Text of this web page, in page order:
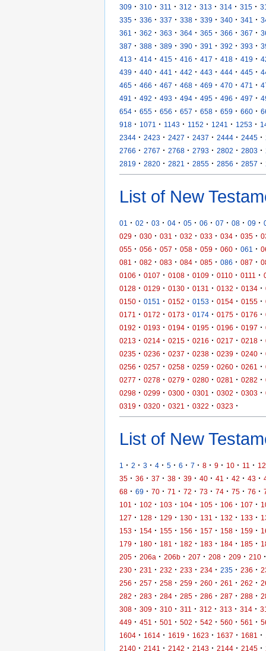
309 · 310 · 311 · 312 · 313 · 314 · 315 ·
335 · 336 · 337 · 338 · 339 · 340 · 341 ·
361
· 362 · 363 · 364 · 365 · 366 · 367 ·
387 · 388 · 389 · 390 · 391 · 392 · 393 ·
413 · 414 · 415 · 416 · 417 · 418 · 419 ·
439 · 440 · 441 · 442 · 443 · 444 · 445 ·
465 · 466 · 467 · 468 · 469 · 470 · 471 ·
491
· 492 · 493 · 494 · 495 · 496 · 497 ·
654 · 655 · 656 · 657 · 658 · 659 · 660 ·
918 · 1071 · 1143 · 1152 · 1241 · 1253 ·
2344 · 2423 · 2427 · 2437 · 2444 · 2445 ·
2766 · 2767 · 2768 · 2793 · 2802 · 2803 ·
2819 · 2820 · 2821 · 2855 · 2856 · 2857 ·
List of New
01 · 02 · 03 · 04 · 05 · 06 · 07 · 08 · 09 ·
029 · 030 · 031 · 032 · 033 · 034 · 035 ·
055 · 056 · 057 · 058 · 059 · 060 · 061 ·
081
· 082 · 083 · 084 · 085 · 086 · 087 ·
0106 · 0107 · 0108 · 0109 · 0110 · 0111 ·
0128 · 0129 · 0130 · 0131 · 0132 · 0134 ·
0150 · 0151 · 0152 · 0153 · 0154 · 0155 ·
0171
· 0172 · 0173 · 0174 · 0175 · 0176 ·
0192 · 0193 · 0194 · 0195 · 0196 · 0197 ·
0213 · 0214 · 0215 · 0216 · 0217 · 0218 ·
0235 · 0236 · 0237 · 0238 · 0239 · 0240 ·
0256 · 0257 · 0258 · 0259 · 0260 · 0261 ·
0277 · 0278 · 0279 · 0280 · 0281 · 0282 ·
0298 · 0299 · 0300 · 0301 · 0302 · 0303 ·
0319 · 0320 · 0321 · 0322 · 0323 ·
List of New
1 · 2 · 3 · 4 · 5 · 6 · 7 · 8 · 9 · 10 · 11 · 12
35 · 36 · 37 · 38 · 39 · 40 · 41 · 42 · 43 ·
68 · 69 · 70 · 71 · 72 · 73 · 74 · 75 · 76 ·
101
· 102 · 103 · 104 · 105 · 106 · 107 ·
127 · 128 · 129 · 130 · 131 · 132 · 133 ·
153 · 154 · 155 · 156 · 157 · 158 · 159 ·
179 · 180 · 181 · 182 · 183 · 184 · 185 ·
205 · 206a · 206b · 207 · 208 · 209 · 210 ·
230 · 231 · 232 · 233 · 234 · 235 · 236 ·
256 · 257 · 258 · 259 · 260 · 261 · 262 ·
282 · 283 · 284 · 285 · 286 · 287 · 288 ·
308 · 309 · 310 · 311 · 312 · 313 · 314 ·
449 · 451 · 501 · 502 · 542 · 560 · 561 ·
1604 · 1614 · 1619 · 1623 · 1637 · 1681 ·
2140 · 2141 · 2142 · 2143 · 2144 · 2145 ·